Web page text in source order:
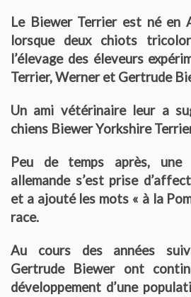
Adhérer au Club
Les Statuts
Le règlement intérieur
Les Commissions
Partenaires
Le Yorkshire
Le standard et les points de non
La morphologie en images
La formule dentaire
Le Biewer Terrier est né en
lorsque deux chiots
l’élevage des éleveurs
Terrier, Werner et Gertrude
Un ami vétérinaire leur a
chiens Biewer Yorkshire
Peu de temps après, une
allemande s’est prise
et a ajouté les mots « à la
race.
Au cours des années
Gertrude Biewer ont
développement d’une